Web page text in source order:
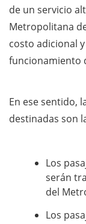
de un servicio
Metropolitana
costo adicional
funcionamiento
En ese sentido,
destinadas son
Los
serán
del
Los